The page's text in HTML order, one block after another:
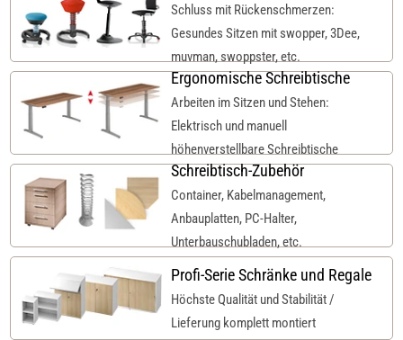
Schluss mit Rückenschmerzen:
Gesundes Sitzen mit swopper, 3Dee,
muvman, swoppster, etc.
Ergonomische Schreibtische
Arbeiten im Sitzen und Stehen:
Elektrisch und manuell
höhenverstellbare Schreibtische
Schreibtisch-Zubehör
Container, Kabelmanagement,
Anbauplatten, PC-Halter,
Unterbauschubladen, etc.
Profi-Serie Schränke und Regale
Höchste Qualität und Stabilität /
Lieferung komplett montiert